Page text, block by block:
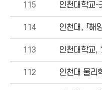
115 인천대학교-
114 인천대, 「해
113 인천대학교,
112 인천대 물리